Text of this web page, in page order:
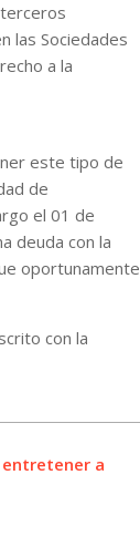
las Sociedades
a la
este tipo de
de
el 01 de
deuda con la
oportunamente
con la
entretener a